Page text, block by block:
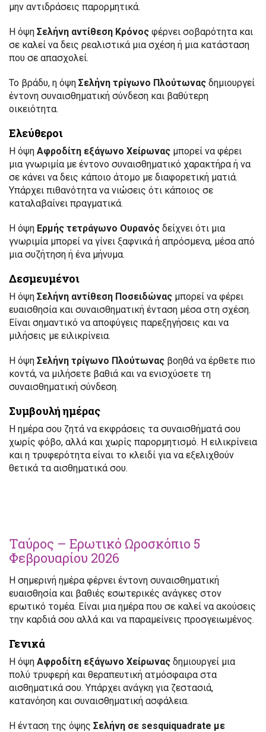
μην αντιδράσεις παρορμητικά.
Η όψη Σελήνη αντίθεση Κρόνος φέρνει σοβαρότητα και
σε καλεί να δεις ρεαλιστικά μια σχέση ή μια κατάσταση
που σε απασχολεί.
Το βράδυ, η όψη Σελήνη τρίγωνο Πλούτωνας δημιουργεί
έντονη συναισθηματική σύνδεση και βαθύτερη
οικειότητα.
Ελεύθεροι
Η όψη Αφροδίτη εξάγωνο Χείρωνας μπορεί να φέρει
μια γνωριμία με έντονο συναισθηματικό χαρακτήρα ή να
σε κάνει να δεις κάποιο άτομο με διαφορετική ματιά.
Υπάρχει πιθανότητα να νιώσεις ότι κάποιος σε
καταλαβαίνει πραγματικά.
Η όψη Ερμής τετράγωνο Ουρανός δείχνει ότι μια
γνωριμία μπορεί να γίνει ξαφνικά ή απρόσμενα, μέσα από
μια συζήτηση ή ένα μήνυμα.
Δεσμευμένοι
Η όψη Σελήνη αντίθεση Ποσειδώνας μπορεί να φέρει
ευαισθησία και συναισθηματική ένταση μέσα στη σχέση.
Είναι σημαντικό να αποφύγεις παρεξηγήσεις και να
μιλήσεις με ειλικρίνεια.
Η όψη Σελήνη τρίγωνο Πλούτωνας βοηθά να έρθετε πιο
κοντά, να μιλήσετε βαθιά και να ενισχύσετε τη
συναισθηματική σύνδεση.
Συμβουλή ημέρας
Η ημέρα σου ζητά να εκφράσεις τα συναισθήματά σου
χωρίς φόβο, αλλά και χωρίς παρορμητισμό. Η ειλικρίνεια
και η τρυφερότητα είναι το κλειδί για να εξελιχθούν
θετικά τα αισθηματικά σου.
Ταύρος – Ερωτικό Ωροσκόπιο 5
Φεβρουαρίου 2026
Η σημερινή ημέρα φέρνει έντονη συναισθηματική
ευαισθησία και βαθιές εσωτερικές ανάγκες στον
ερωτικό τομέα. Είναι μια ημέρα που σε καλεί να ακούσεις
την καρδιά σου αλλά και να παραμείνεις προσγειωμένος.
Γενικά
Η όψη Αφροδίτη εξάγωνο Χείρωνας δημιουργεί μια
πολύ τρυφερή και θεραπευτική ατμόσφαιρα στα
αισθηματικά σου. Υπάρχει ανάγκη για ζεστασιά,
κατανόηση και συναισθηματική ασφάλεια.
Η ένταση της όψης Σελήνη σε sesquiquadrate με